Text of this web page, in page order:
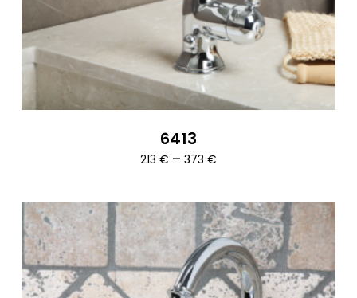
6413
213 € – 373 €Ártartomány: